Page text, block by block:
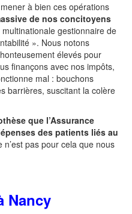
à bien ces opérations
de nos concitoyens
gestionnaire de
». Nous notons
élevés pour
finançons avec nos impôts,
mal : bouchons
barrières, suscitant la colère
que l’Assurance
des patients liés au
n’est pas pour cela que nous
Nancy